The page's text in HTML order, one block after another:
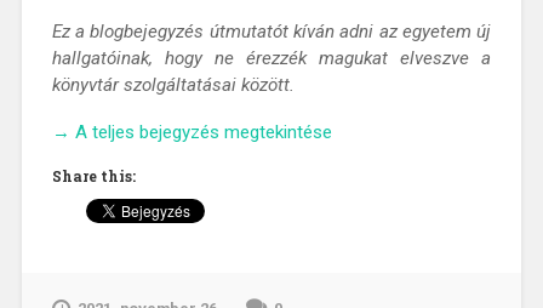
Ez a blogbejegyzés útmutatót kíván adni az egyetem új
hallgatóinak, hogy ne érezzék magukat elveszve a
könyvtár szolgáltatásai között.
„Köszöntünk
PTE-
→ A teljes bejegyzés megtekintése
Share this: